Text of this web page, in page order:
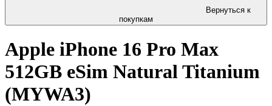
Вернуться к
покупкам
Apple iPhone 16 Pro Max
512GB eSim Natural Titanium
(MYWA3)